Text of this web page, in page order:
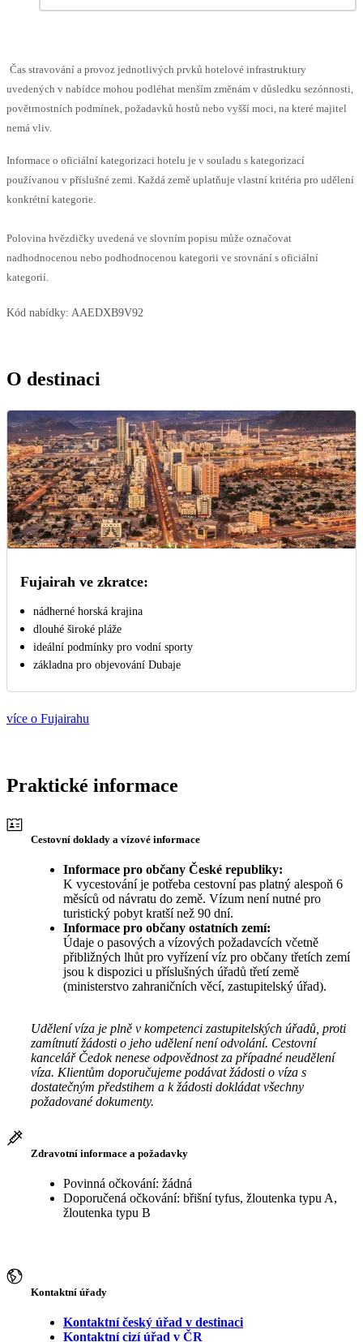
Čas stravování a provoz jednotlivých prvků hotelové infrastruktury
uvedených v nabídce mohou podléhat menším změnám v důsledku sezónnosti,
povětrnostních podmínek, požadavků hostů nebo vyšší moci, na které majitel
nemá vliv.
Informace o oficiální kategorizaci hotelu je v souladu s kategorizací
používanou v příslušné zemi. Každá země uplatňuje vlastní kritéria pro udělení
konkrétní kategorie.
Polovina hvězdičky uvedená ve slovním popisu může označovat
nadhodnocenou nebo podhodnocenou kategorii ve srovnání s oficiální
kategorií.
Kód nabídky: AAEDXB9V92
O destinaci
Fujairah ve zkratce:
nádherné horská krajina
dlouhé široké pláže
ideální podmínky pro vodní sporty
základna pro objevování Dubaje
více o Fujairahu
Praktické informace
Cestovní doklady a vízové informace
Informace pro občany České republiky:
K vycestování je potřeba cestovní pas platný alespoň 6
měsíců od návratu do země. Vízum není nutné pro
turistický pobyt kratší než 90 dní.
Informace pro občany ostatních zemí:
Údaje o pasových a vízových požadavcích včetně
přibližných lhůt pro vyřízení víz pro občany třetích zemí
jsou k dispozici u příslušných úřadů třetí země
(ministerstvo zahraničních věcí, zastupitelský úřad).
Udělení víza je plně v kompetenci zastupitelských úřadů, proti
zamítnutí žádosti o jeho udělení není odvolání. Cestovní
kancelář Čedok nenese odpovědnost za případné neudělení
víza. Klientům doporučujeme podávat žádosti o víza s
dostatečným předstihem a k žádosti dokládat všechny
požadované dokumenty.
Zdravotní informace a požadavky
Povinná očkování: žádná
Doporučená očkování: břišní tyfus, žloutenka typu A,
žloutenka typu B
Kontaktní úřady
Kontaktní český úřad v destinaci
Kontaktní cizí úřad v ČR